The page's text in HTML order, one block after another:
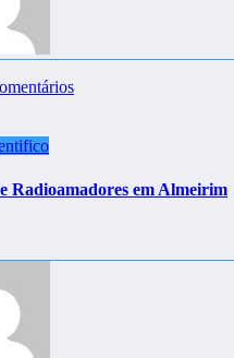
Radioamadores em Almeirim